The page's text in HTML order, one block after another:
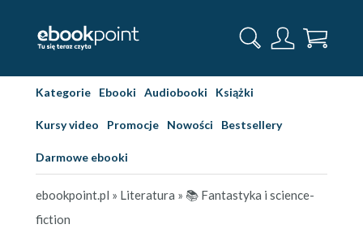
Kategorie Ebooki Audiobooki Książki
Kursy video Promocje Nowości Bestsellery
Darmowe ebooki
ebookpoint.pl » Literatura » 📚 Fantastyka i science-
fiction